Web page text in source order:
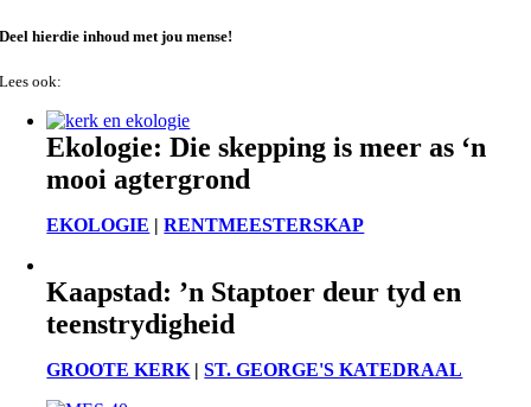
Deel hierdie inhoud met jou mense!
Lees ook:
Ekologie: Die skepping is meer as ‘n
mooi agtergrond
EKOLOGIE |RENTMEESTERSKAP
Kaapstad: ’n Staptoer deur tyd en
teenstrydigheid
GROOTE KERK |ST. GEORGE'S KATEDRAAL